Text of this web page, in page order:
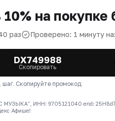
на покупке
раз Проверено: 1 минуту
DX749988
Скопировать
шаг. Скопируйте промокод
ИНН: 9705121040 erid:
Афише!